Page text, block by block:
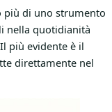
più di uno strumento
nella quotidianità
più evidente è il
direttamente nel